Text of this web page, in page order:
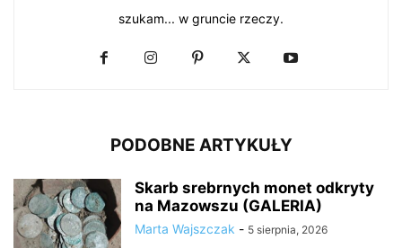
szukam... w gruncie rzeczy.
PODOBNE ARTYKUŁY
Skarb srebrnych monet odkryty
na Mazowszu (GALERIA)
Marta Wajszczak - 5 sierpnia, 2026